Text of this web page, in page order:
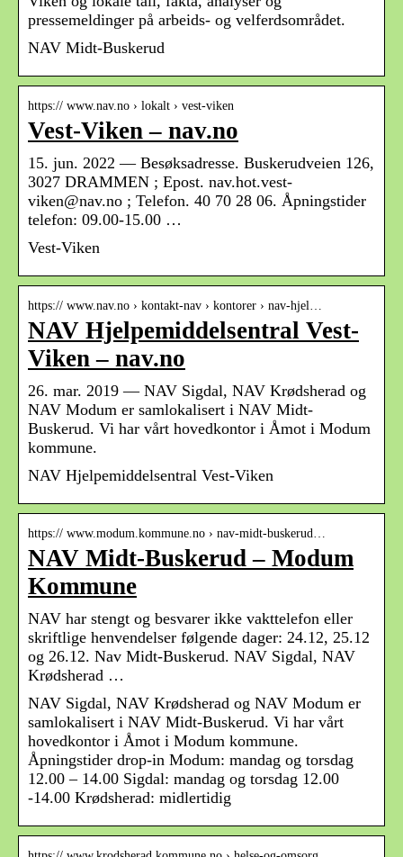
pressemeldinger på arbeids- og velferdsområdet.
NAV Midt-Buskerud
https:// www.nav.no › lokalt › vest-viken
Vest-Viken – nav.no
15. jun. 2022 — Besøksadresse. Buskerudveien 126,
3027 DRAMMEN ; Epost. nav.hot.vest-
viken@nav.no ; Telefon. 40 70 28 06. Åpningstider
telefon: 09.00-15.00 …
Vest-Viken
https:// www.nav.no › kontakt-nav › kontorer › nav-hjel…
NAV Hjelpemiddelsentral Vest-
Viken – nav.no
26. mar. 2019 — NAV Sigdal, NAV Krødsherad og
NAV Modum er samlokalisert i NAV Midt-
Buskerud. Vi har vårt hovedkontor i Åmot i Modum
kommune.
NAV Hjelpemiddelsentral Vest-Viken
https:// www.modum.kommune.no › nav-midt-buskerud…
NAV Midt-Buskerud – Modum
Kommune
NAV har stengt og besvarer ikke vakttelefon eller
skriftlige henvendelser følgende dager: 24.12, 25.12
og 26.12. Nav Midt-Buskerud. NAV Sigdal, NAV
Krødsherad …
NAV Sigdal, NAV Krødsherad og NAV Modum er
samlokalisert i NAV Midt-Buskerud. Vi har vårt
hovedkontor i Åmot i Modum kommune.
Åpningstider drop-in Modum: mandag og torsdag
12.00 – 14.00 Sigdal: mandag og torsdag 12.00
-14.00 Krødsherad: midlertidig